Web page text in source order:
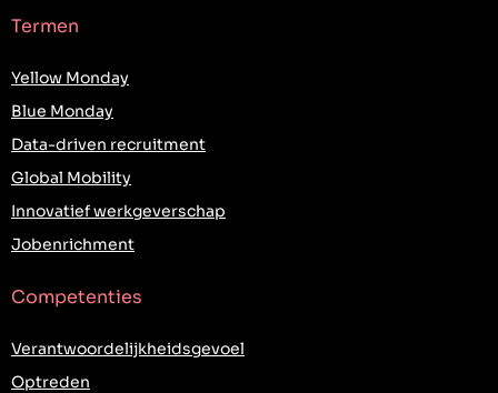
Termen
Yellow Monday
Blue Monday
Data-driven recruitment
Global Mobility
Innovatief werkgeverschap
Jobenrichment
Competenties
Verantwoordelijkheidsgevoel
Optreden